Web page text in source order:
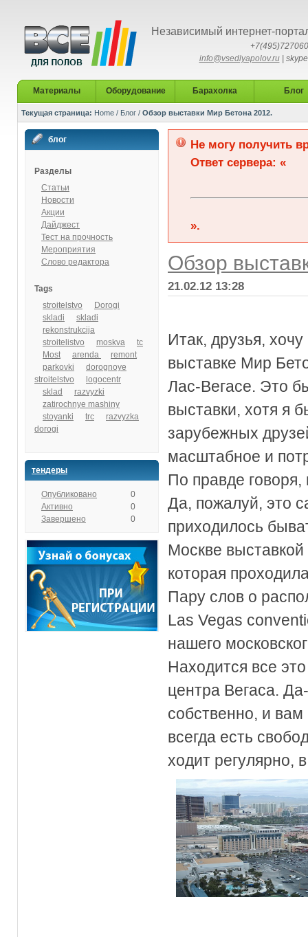
Независимый интернет-
info@vsedlyapolov.ru|
Материалы Оборудование Барахолка Блог
Текущая страница: Home / Блог / Обзор выставки Мир Бетона 2012.
блог
Разделы
Статьи
Новости
Акции
Дайджест
Тест на прочность
Мероприятия
Слово редактора
Tags
stroitelstvo
Dorogi
skladi
skladi
rekonstrukcija
stroitelistvo
moskva
tc
Most
arenda
remont
parkovki
dorognoye
stroitelstvo
logocentr
sklad
razvyzki
zatirochnye mashiny
stoyanki
trc
razvyzka
dorogi
тендеры
Опубликовано
0
Активно
0
Завершено
0
Не могу получить
Ответ сервера: «
».
Обзор
21.02.12 13:28
Итак, друзья,
выставке Мир
Лас-Вегасе. Это
выставки, хотя я
зарубежных
масштабное и
По правде
Да, пожалуй, это
приходилось
Москве
которая
Пару слов о
Las Vegas
нашего
Находится все
центра Вегаса.
собственно, и
всегда есть
ходит регулярно,